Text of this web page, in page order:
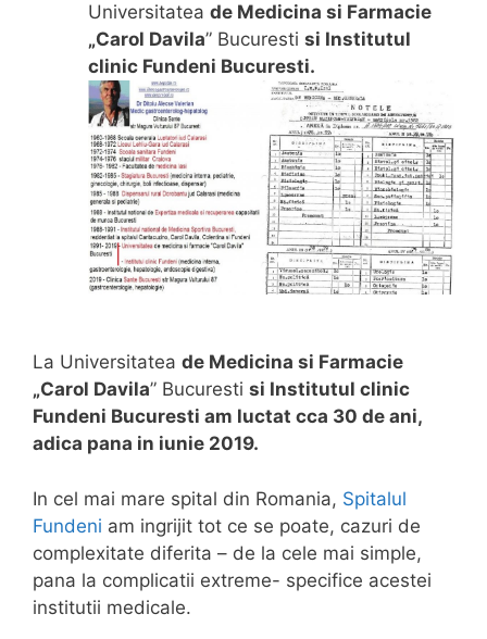
Universitatea de Medicina si Farmacie
„Carol Davila” Bucuresti si Institutul
clinic Fundeni Bucuresti.
La Universitatea de Medicina si Farmacie
„Carol Davila” Bucuresti si Institutul clinic
Fundeni Bucuresti am luctat cca 30 de ani,
adica pana in iunie 2019.
In cel mai mare spital din Romania, Spitalul
Fundeni am ingrijit tot ce se poate, cazuri de
complexitate diferita – de la cele mai simple,
pana la complicatii extreme- specifice acestei
institutii medicale.